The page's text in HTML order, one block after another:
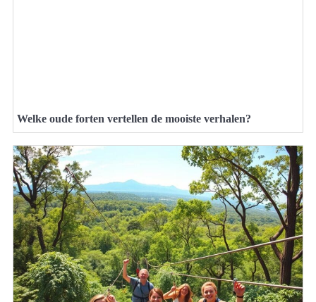
Welke oude forten vertellen de mooiste verhalen?